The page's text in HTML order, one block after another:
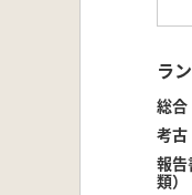
ラ
総合
考古
報告
類）